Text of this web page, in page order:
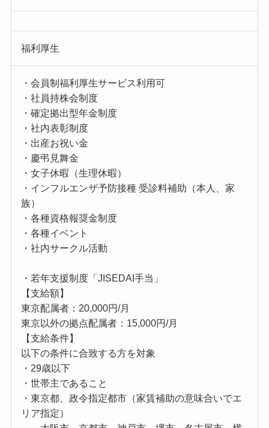
福利厚生
・会員制福利厚生サービス利用可
・社員持株会制度
・確定拠出型年金制度
・社内表彰制度
・出産お祝い金
・慶弔見舞金
・女子休暇（生理休暇）
・インフルエンザ予防接種 受診料補助（本人、家
族）
・各種資格報奨金制度
・各種イベント
・社内サークル活動
・若年支援制度「JISEDAI手当」
【支給額】
東京配属者：20,000円/月
東京以外の拠点配属者：15,000円/月
【支給条件】
以下の条件に合致する方を対象
・29歳以下
・世帯主であること
・東京都、政令指定都市（家賃補助の意味合いでエ
リア指定）